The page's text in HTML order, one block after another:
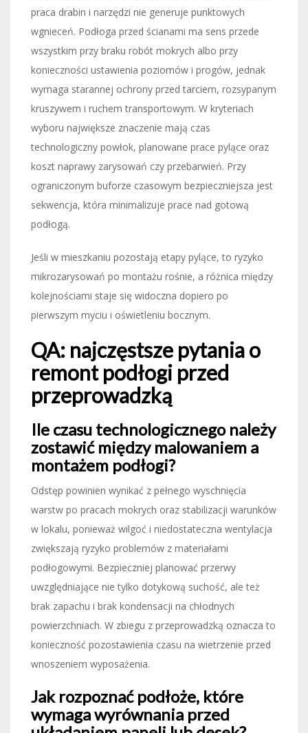
praca drabin i narzędzi nie generuje punktowych
wgnieceń. Podłoga przed ścianami ma sens przede
wszystkim przy braku robót mokrych albo przy
konieczności ustawienia poziomów i progów, jednak
wymaga starannej ochrony przed tarciem, rozsypanym
kruszywem i ruchem transportowym. W kryteriach
wyboru największe znaczenie mają czas
technologiczny powłok, planowane prace pylące oraz
koszt naprawy zarysowań czy przebarwień. Przy
ograniczonym buforze czasowym bezpieczniejsza jest
sekwencja, która minimalizuje prace nad gotową
podłogą.
Jeśli w mieszkaniu pozostają etapy pylące, to ryzyko
mikrozarysowań po montażu rośnie, a różnica między
kolejnościami staje się widoczna dopiero po
pierwszym myciu i oświetleniu bocznym.
QA: najczęstsze pytania o
remont podłogi przed
przeprowadzką
Ile czasu technologicznego należy
zostawić między malowaniem a
montażem podłogi?
Odstęp powinien wynikać z pełnego wyschnięcia
warstw po pracach mokrych oraz stabilizacji warunków
w lokalu, ponieważ wilgoć i niedostateczna wentylacja
zwiększają ryzyko problemów z materiałami
podłogowymi. Bezpieczniej planować przerwy
uwzględniające nie tylko dotykową suchość, ale też
brak zapachu i brak kondensacji na chłodnych
powierzchniach. W zbiegu z przeprowadzką oznacza to
konieczność pozostawienia czasu na wietrzenie przed
wnoszeniem wyposażenia.
Jak rozpoznać podłoże, które
wymaga wyrównania przed